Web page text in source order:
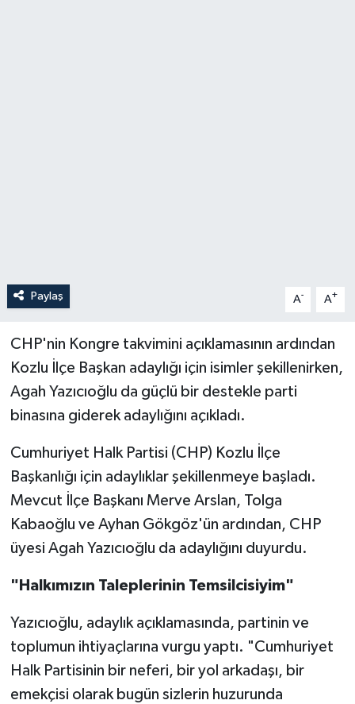
Paylaş A- A+
CHP'nin Kongre takvimini açıklamasının ardından
Kozlu İlçe Başkan adaylığı için isimler şekillenirken,
Agah Yazıcıoğlu da güçlü bir destekle parti
binasına giderek adaylığını açıkladı.
Cumhuriyet Halk Partisi (CHP) Kozlu İlçe
Başkanlığı için adaylıklar şekillenmeye başladı.
Mevcut İlçe Başkanı Merve Arslan, Tolga
Kabaoğlu ve Ayhan Gökgöz'ün ardından, CHP
üyesi Agah Yazıcıoğlu da adaylığını duyurdu.
"Halkımızın Taleplerinin Temsilcisiyim"
Yazıcıoğlu, adaylık açıklamasında, partinin ve
toplumun ihtiyaçlarına vurgu yaptı. "Cumhuriyet
Halk Partisinin bir neferi, bir yol arkadaşı, bir
emekçisi olarak bugün sizlerin huzurunda